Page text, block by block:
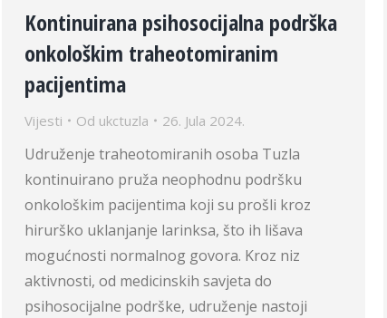
Kontinuirana psihosocijalna podrška
onkološkim traheotomiranim
pacijentima
Vijesti Od ukctuzla 26. Jula 2024.
Udruženje traheotomiranih osoba Tuzla
kontinuirano pruža neophodnu podršku
onkološkim pacijentima koji su prošli kroz
hirurško uklanjanje larinksa, što ih lišava
mogućnosti normalnog govora. Kroz niz
aktivnosti, od medicinskih savjeta do
psihosocijalne podrške, udruženje nastoji